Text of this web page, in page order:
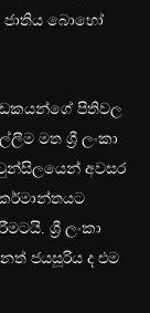
ජාතිය බොහෝ
පිතිවල
මත ශ්‍රී ලංකා
අවසර
ශ්‍රී ලංකා
ජයසූරිය ද එම